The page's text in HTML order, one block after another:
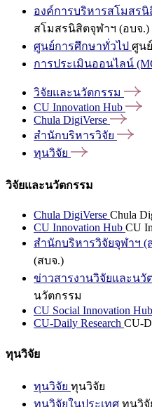
องค์การบริหารสโมสรนิ
สโมสรนิสิตจุฬาฯ (อบจ.)
ศูนย์การศึกษาทั่วไป ศูน
การประเมินออนไลน์
วิจัยและนวัตกรรม
CU Innovation Hub
Chula DigiVerse
สำนักบริหารวิจัย
ทุนวิจัย
วิจัยและนวัตกรรม
Chula DigiVerse Chula
CU Innovation Hub CU
สำนักบริหารวิจัยจุฬาฯ (
(สบจ.)
ข่าวสารงานวิจัยและนวั
นวัตกรรม
CU Social Innovation Hub
CU-Daily Research CU-
ทุนวิจัย
ทุนวิจัย ทุนวิจัย
ทุนวิจัยในประเทศ ทุนวิจั